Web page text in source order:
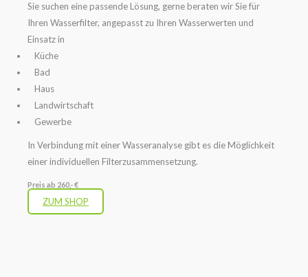
Sie suchen eine passende Lösung, gerne beraten wir Sie für
Ihren Wasserfilter, angepasst zu Ihren Wasserwerten und
Einsatz in
Küche
Bad
Haus
Landwirtschaft
Gewerbe
In Verbindung mit einer Wasseranalyse gibt es die Möglichkeit
einer individuellen Filterzusammensetzung.
Preis ab 260,- €
ZUM SHOP